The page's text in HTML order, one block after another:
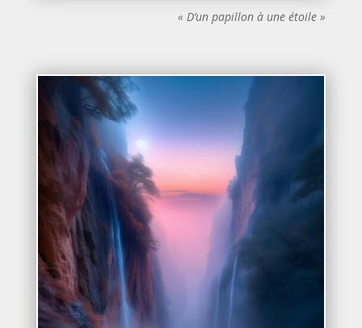
« D’un papillon à une étoile »